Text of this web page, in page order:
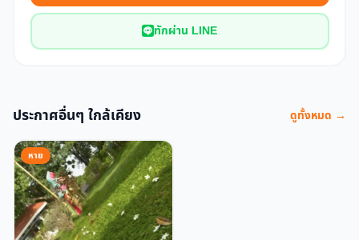
ทักผ่าน LINE
ประกาศอื่นๆ ใกล้เคียง ดูทั้งหมด →
หาย